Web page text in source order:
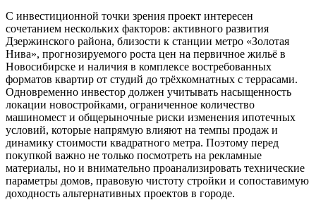
С инвестиционной точки зрения проект интересен
сочетанием нескольких факторов: активного развития
Дзержинского района, близости к станции метро «Золотая
Нива», прогнозируемого роста цен на первичное жильё в
Новосибирске и наличия в комплексе востребованных
форматов квартир от студий до трёхкомнатных с террасами.
Одновременно инвестор должен учитывать насыщенность
локации новостройками, ограниченное количество
машиномест и общерыночные риски изменения ипотечных
условий, которые напрямую влияют на темпы продаж и
динамику стоимости квадратного метра. Поэтому перед
покупкой важно не только посмотреть на рекламные
материалы, но и внимательно проанализировать технические
параметры домов, правовую чистоту стройки и сопоставимую
доходность альтернативных проектов в городе.